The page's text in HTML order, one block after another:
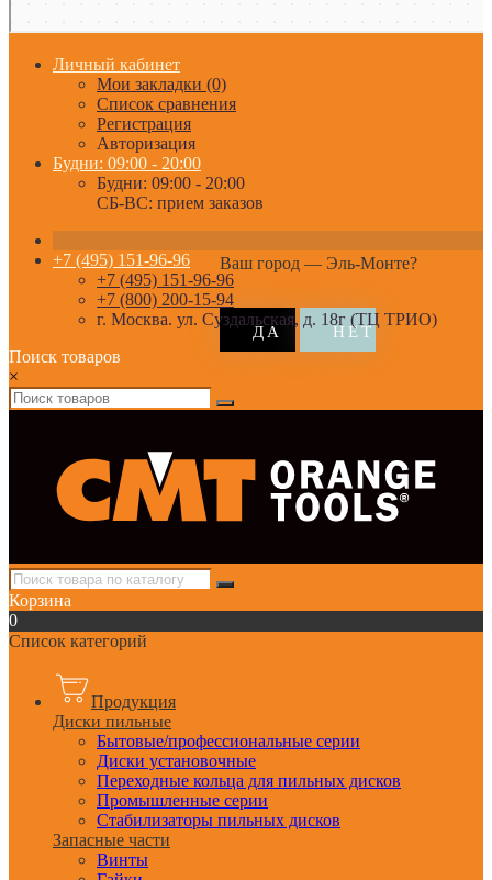
Личный кабинет
Мои закладки (0)
Список сравнения
Регистрация
Авторизация
Будни: 09:00 - 20:00
Будни: 09:00 - 20:00
СБ-ВС: прием заказов
Ваш город — Эль-Монте?
+7 (495) 151-96-96
+7 (495) 151-96-96
+7 (800) 200-15-94
г. Москва. ул. Суздальская, д. 18г (ТЦ ТРИО)
Поиск товаров
×
Корзина
0
Список категорий
Продукция
Диски пильные
Бытовые/профессиональные серии
Диски установочные
Переходные кольца для пильных дисков
Промышленные серии
Стабилизаторы пильных дисков
Запасные части
Винты